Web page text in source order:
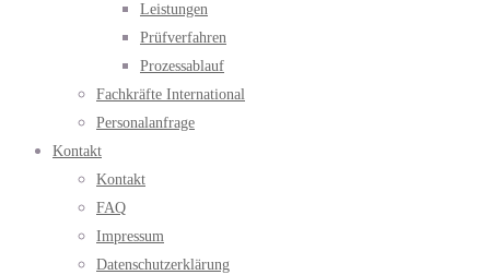
Leistungen
Prüfverfahren
Prozessablauf
Fachkräfte International
Personalanfrage
Kontakt
Kontakt
FAQ
Impressum
Datenschutzerklärung